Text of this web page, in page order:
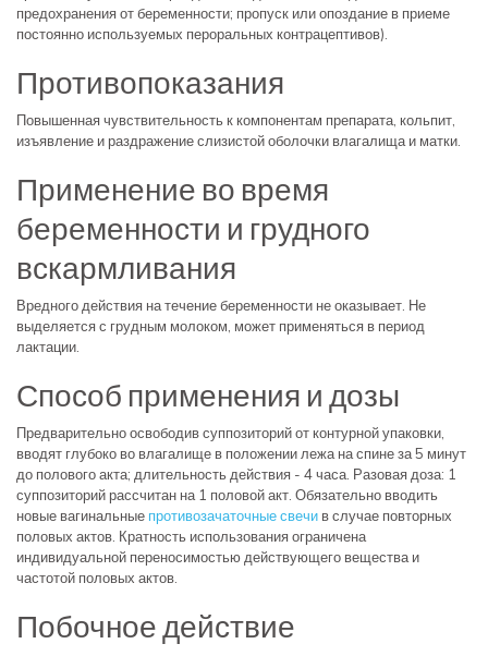
предохранения от беременности; пропуск или опоздание в приеме
постоянно используемых пероральных контрацептивов).
Противопоказания
Повышенная чувствительность к компонентам препарата, кольпит,
изъявление и раздражение слизистой оболочки влагалища и матки.
Применение во время
беременности и грудного
вскармливания
Вредного действия на течение беременности не оказывает. Не
выделяется с грудным молоком, может применяться в период
лактации.
Способ применения и дозы
Предварительно освободив суппозиторий от контурной упаковки,
вводят глубоко во влагалище в положении лежа на спине за 5 минут
до полового акта; длительность действия - 4 часа. Разовая доза: 1
суппозиторий рассчитан на 1 половой акт. Обязательно вводить
новые вагинальные противозачаточные свечи в случае повторных
половых актов. Кратность использования ограничена
индивидуальной переносимостью действующего вещества и
частотой половых актов.
Побочное действие